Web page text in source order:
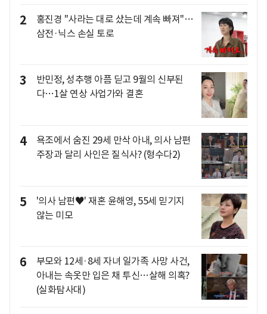
2
홍진경 "사라는 대로 샀는데 계속 빠져"…
삼전·닉스 손실 토로
3
반민정, 성추행 아픔 딛고 9월의 신부된
다…1살 연상 사업가와 결혼
4
욕조에서 숨진 29세 만삭 아내, 의사 남편
주장과 달리 사인은 질식사? (형수다2)
5
'의사 남편♥' 재혼 윤해영, 55세 믿기지
않는 미모
6
부모와 12세·8세 자녀 일가족 사망 사건,
아내는 속옷만 입은 채 투신…살해 의혹?
(실화탐사대)